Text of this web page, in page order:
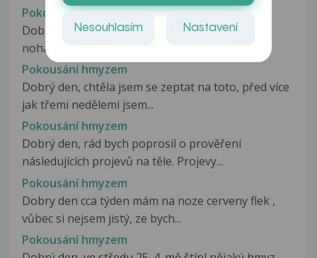
Pokousání hmyzem
Dobrý večer, před 2 dny mě pokousal hmyz na
nohách, použila jsem Predátor gel...
Pokousání hmyzem
Dobrý den, chtěla jsem se zeptat na toto, před více
jak třemi nedělemi jsem...
Pokousání hmyzem
Dobrý den, rád bych poprosil o prověření
následujících projevů na těle. Projevy...
Pokousání hmyzem
Dobry den cca týden mám na noze cerveny flek ,
vůbec si nejsem jistý, ze bych...
Pokousání hmyzem
Nesouhlasím Nastavení